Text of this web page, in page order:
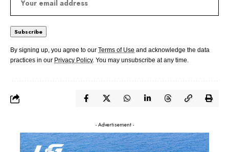
By signing up, you agree to our Terms of Use and acknowledge the data
practices in our Privacy Policy. You may unsubscribe at any time.
- Advertisement -